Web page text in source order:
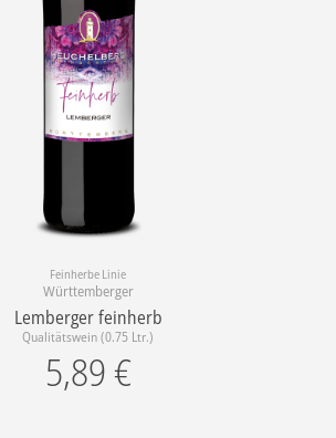
Feinherbe Linie
Württemberger
Lemberger feinherb
Qualitätswein (0.75 Ltr.)
5,89 €